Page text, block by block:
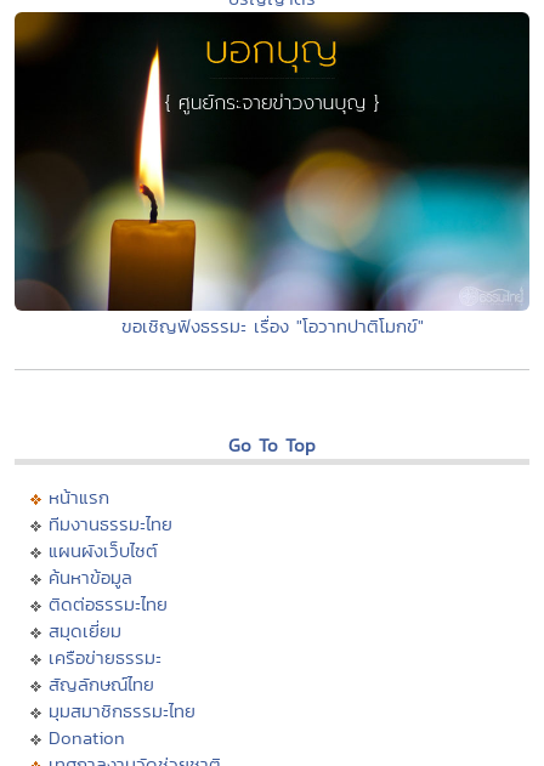
ขอเชิญฟังธรรมะ เรื่อง "โอวาทปาติโมกข์"
Go To Top
หน้าแรก
ทีมงานธรรมะไทย
แผนผังเว็บไซต์
ค้นหาข้อมูล
ติดต่อธรรมะไทย
สมุดเยี่ยม
เครือข่ายธรรมะ
สัญลักษณ์ไทย
มุมสมาชิกธรรมะไทย
Donation